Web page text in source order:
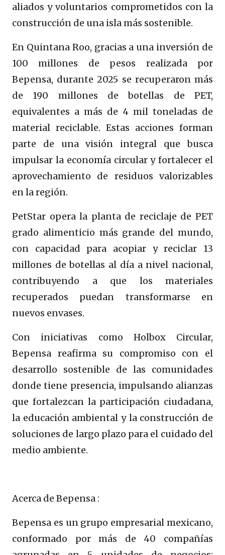
aliados y voluntarios comprometidos con la
construcción de una isla más sostenible.
En Quintana Roo, gracias a una inversión de
100 millones de pesos realizada por
Bepensa, durante 2025 se recuperaron más
de 190 millones de botellas de PET,
equivalentes a más de 4 mil toneladas de
material reciclable. Estas acciones forman
parte de una visión integral que busca
impulsar la economía circular y fortalecer el
aprovechamiento de residuos valorizables
en la región.
PetStar opera la planta de reciclaje de PET
grado alimenticio más grande del mundo,
con capacidad para acopiar y reciclar 13
millones de botellas al día a nivel nacional,
contribuyendo a que los materiales
recuperados puedan transformarse en
nuevos envases.
Con iniciativas como Holbox Circular,
Bepensa reafirma su compromiso con el
desarrollo sostenible de las comunidades
donde tiene presencia, impulsando alianzas
que fortalezcan la participación ciudadana,
la educación ambiental y la construcción de
soluciones de largo plazo para el cuidado del
medio ambiente.
Acerca de Bepensa :
Bepensa es un grupo empresarial mexicano,
conformado por más de 40 compañías